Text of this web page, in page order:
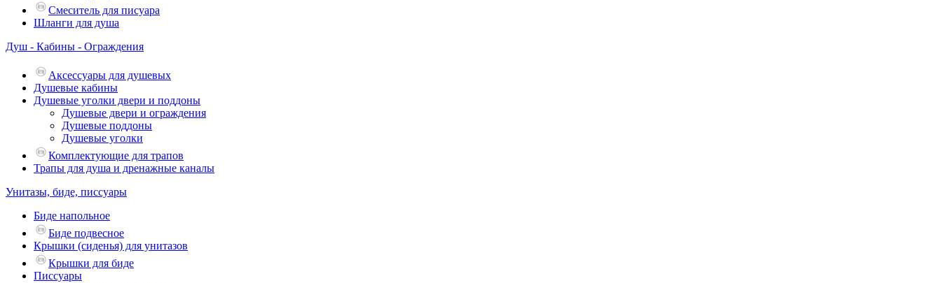
Смеситель для писуара
Шланги для душа
Душ - Кабины - Ограждения
Аксессуары для душевых
Душевые кабины
Душевые уголки двери и поддоны
Душевые двери и ограждения
Душевые поддоны
Душевые уголки
Комплектующие для трапов
Трапы для душа и дренажные каналы
Унитазы, биде, писсуары
Биде напольное
Биде подвесное
Крышки (сиденья) для унитазов
Крышки для биде
Писсуары